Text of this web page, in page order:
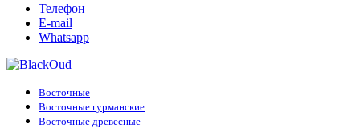
Телефон
E-mail
Whatsapp
Восточные
Восточные гурманские
Восточные древесные